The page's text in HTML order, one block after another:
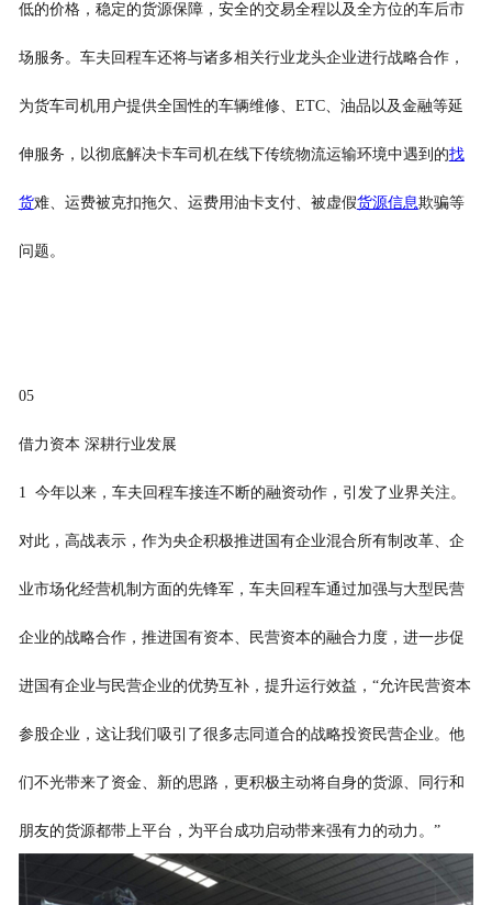
低的价格，稳定的货源保障，安全的交易全程以及全方位的车后市
场服务。车夫回程车还将与诸多相关行业龙头企业进行战略合作，
为货车司机用户提供全国性的车辆维修、ETC、油品以及金融等延
伸服务，以彻底解决卡车司机在线下传统物流运输环境中遇到的找
货难、运费被克扣拖欠、运费用油卡支付、被虚假货源信息欺骗等
问题。
05
借力资本 深耕行业发展
1 今年以来，车夫回程车接连不断的融资动作，引发了业界关注。
对此，高战表示，作为央企积极推进国有企业混合所有制改革、企
业市场化经营机制方面的先锋军，车夫回程车通过加强与大型民营
企业的战略合作，推进国有资本、民营资本的融合力度，进一步促
进国有企业与民营企业的优势互补，提升运行效益，“允许民营资本
参股企业，这让我们吸引了很多志同道合的战略投资民营企业。他
们不光带来了资金、新的思路，更积极主动将自身的货源、同行和
朋友的货源都带上平台，为平台成功启动带来强有力的动力。”